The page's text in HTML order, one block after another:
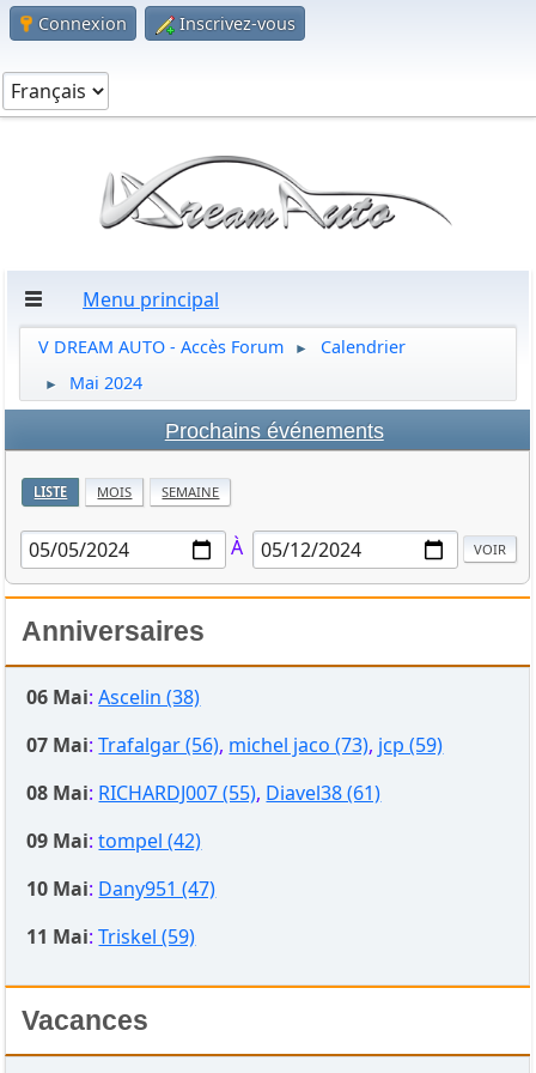
Connexion Inscrivez-vous
Menu principal
V DREAM AUTO - Accès Forum ► Calendrier
► Mai 2024
Prochains événements
LISTE MOIS SEMAINE
À
Anniversaires
06 Mai:Ascelin (38)
07 Mai:Trafalgar (56), michel jaco (73), jcp (59)
08 Mai: RICHARDJ007 (55), Diavel38 (61)
09 Mai:tompel (42)
10 Mai: Dany951 (47)
11 Mai:Triskel (59)
Vacances